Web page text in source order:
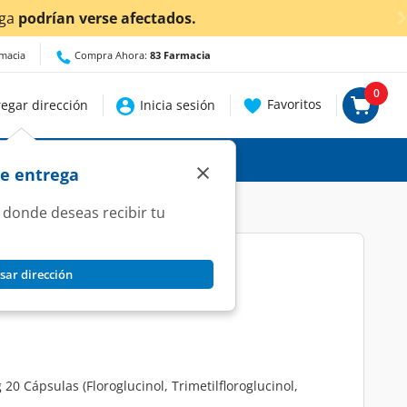
Compra Ahora: 83 Farmacia
dirección
entrega
deseas recibir tu
dirección
×
Inicia sesión Favoritos
0
125mg, 20 Cápsulas.
20 Cápsulas (Floroglucinol, Trimetilfloroglucinol,